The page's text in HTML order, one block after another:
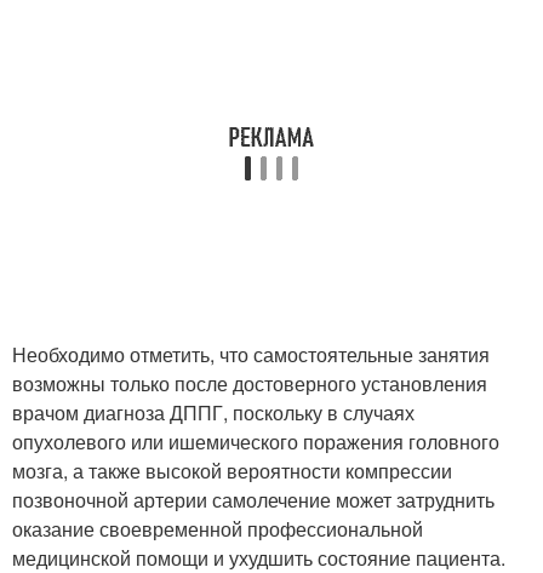
Необходимо отметить, что самостоятельные занятия
возможны только после достоверного установления
врачом диагноза ДППГ, поскольку в случаях
опухолевого или ишемического поражения головного
мозга, а также высокой вероятности компрессии
позвоночной артерии самолечение может затруднить
оказание своевременной профессиональной
медицинской помощи и ухудшить состояние пациента.